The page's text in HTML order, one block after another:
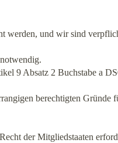
werden, und wir sind
9 Absatz 2 Buchstabe a
berechtigten Gründe
der Mitgliedstaaten